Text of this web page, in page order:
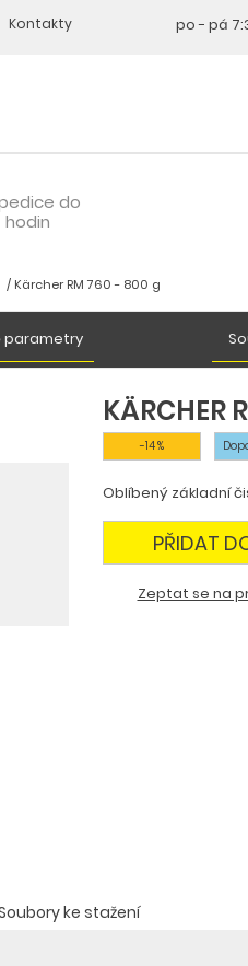
Kontakty po - pá
do
hodin
Kärcher RM 760 - 800 g
parametry
KÄRCHER
-14 %
Oblíbený základní
PŘIDAT
Zeptat se na
ke stažení